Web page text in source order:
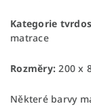
Kategorie
matrace
Rozměry:200 x
Některé barvy